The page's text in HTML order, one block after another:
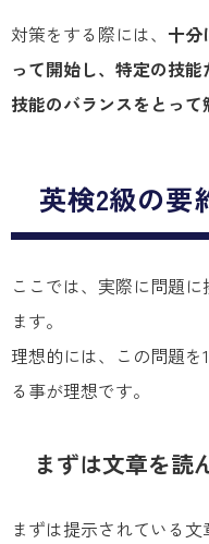
対策をする際には、 十分
って開始し、特定の技
技能のバランスをとっ
英検2級の要
ここでは、実際に問題
ます。
理想的には、この問題を
る事が理想です。
まずは文章を読
まずは提示されている